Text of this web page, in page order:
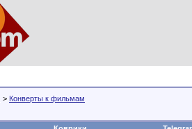
> Конверты к фильмам